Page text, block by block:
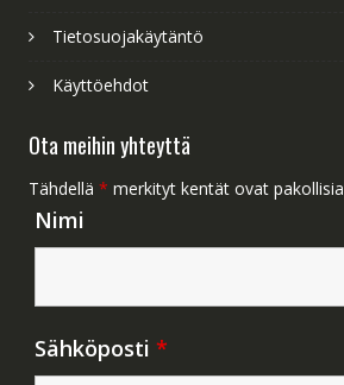
Tietosuojakäytäntö
Käyttöehdot
Ota meihin yhteyttä
Tähdellä * merkityt kentät ovat pakollisia
Nimi
Sähköposti *